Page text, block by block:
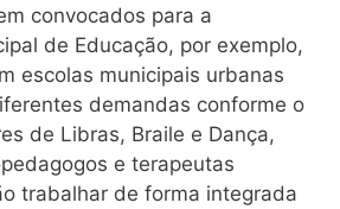
convocados para a
de Educação, por exemplo,
escolas municipais urbanas
demandas conforme o
de Libras, Braile e Dança,
e terapeutas
trabalhar de forma integrada